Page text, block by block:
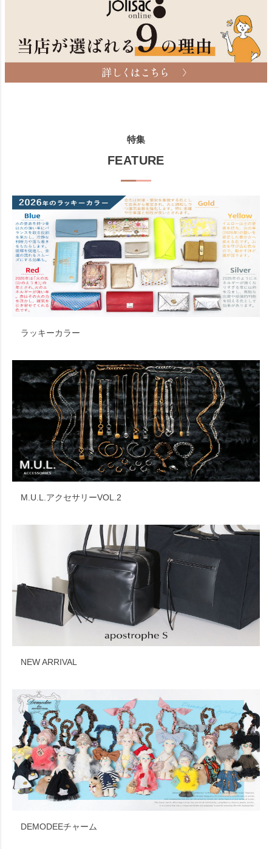
特集
FEATURE
ラッキーカラー
M.U.L.アクセサリーVOL.2
NEW ARRIVAL
DEMODEEチャーム